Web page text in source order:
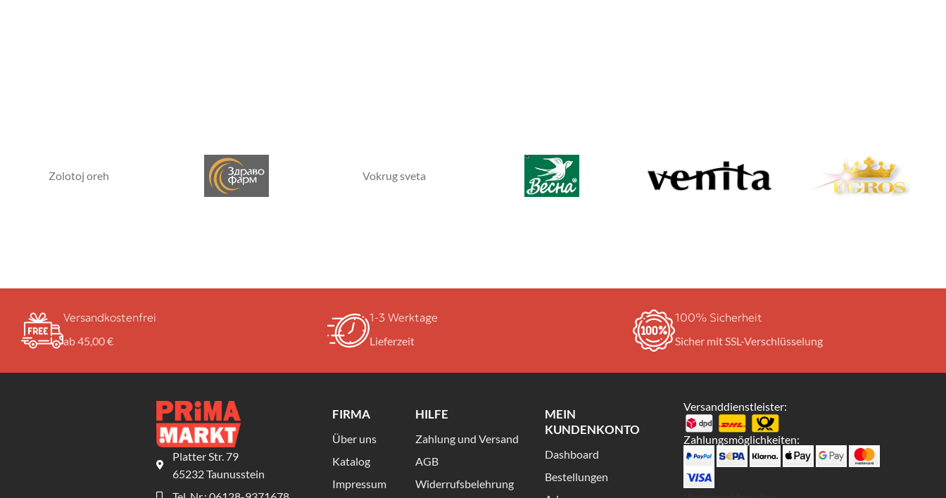
Zolotoj oreh Vokrug sveta
Versandkostenfrei
ab 45,00 €
1-3 Werktage
Lieferzeit
100% Sicherheit
Sicher mit SSL-Verschlüsselung
Platter Str. 79
65232 Taunusstein
FIRMA
Über uns
Katalog
Impressum
HILFE
Zahlung und Versand
AGB
Widerrufsbelehrung
MEIN
KUNDENKONTO
Dashboard
Bestellungen
Versanddienstleister:
Zahlungsmöglichkeiten: